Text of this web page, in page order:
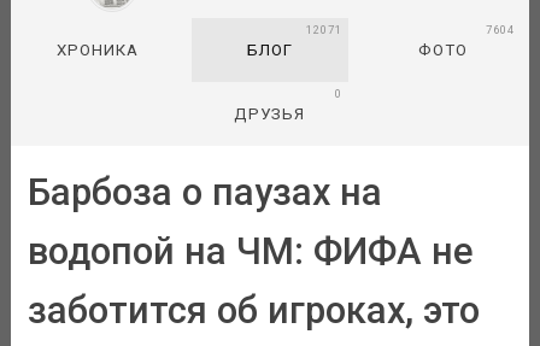
ХРОНИКА БЛОГ
12071
ФОТО
7604
ДРУЗЬЯ
0
Барбоза о паузах на
водопой на ЧМ: ФИФА не
заботится об игроках, это